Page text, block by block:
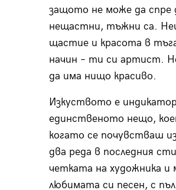
защото не може да спре
нещастни, тъжни са.
щастие и красота в
начин – ти си артист.
да има нищо красиво.
Изкуството е
единственото нещо,
когато се почувстваш
два реда в последния
четката на художника
любимата си песен, с